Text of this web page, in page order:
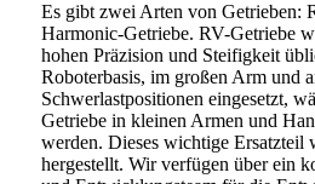
Es gibt zwei Arten von Getrieben:
Harmonic-Getriebe. RV-Getriebe
hohen Präzision und Steifigkeit
Roboterbasis, im großen Arm und
Schwerlastpositionen eingesetzt,
Getriebe in kleinen Armen und
werden. Dieses wichtige Ersatzteil
hergestellt. Wir verfügen über ein